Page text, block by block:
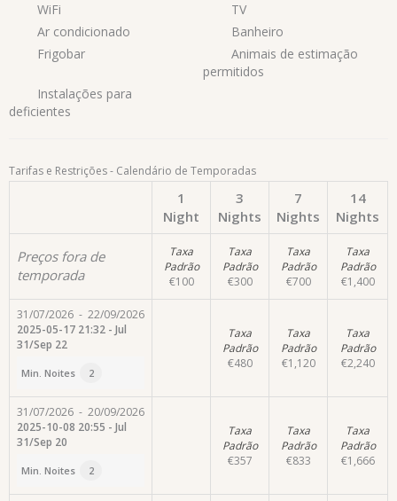
WiFi
TV
Ar condicionado
Banheiro
Frigobar
Animais de estimação
permitidos
Instalações para
deficientes
Tarifas e Restrições - Calendário de Temporadas
1
Night
3
Nights
7
Nights
14
Nights
Preços fora de
temporada
Taxa
Padrão
€100
Taxa
Padrão
€300
Taxa
Padrão
€700
Taxa
Padrão
€1,400
31/07/2026 - 22/09/2026
2025-05-17 21:32 - Jul
31/Sep 22
Min. Noites 2
Taxa
Padrão
€480
Taxa
Padrão
€1,120
Taxa
Padrão
€2,240
31/07/2026 - 20/09/2026
2025-10-08 20:55 - Jul
31/Sep 20
Min. Noites 2
Taxa
Padrão
€357
Taxa
Padrão
€833
Taxa
Padrão
€1,666